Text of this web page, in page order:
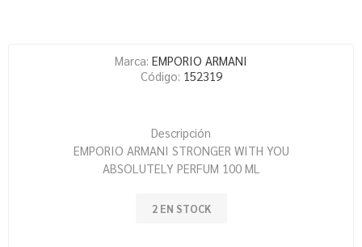
Marca: EMPORIO ARMANI
Código: 152319
Descripción
EMPORIO ARMANI STRONGER WITH YOU
ABSOLUTELY PERFUM 100 ML
2 EN STOCK